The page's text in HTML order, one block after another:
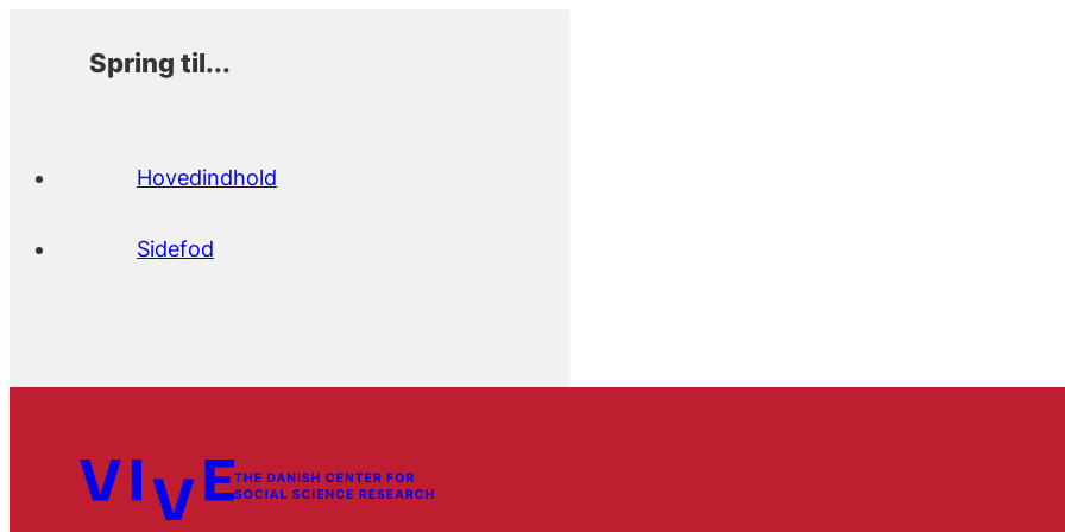
Spring til...
Hovedindhold
Sidefod